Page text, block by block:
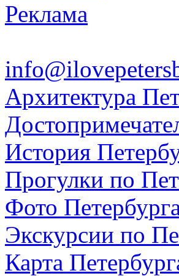
Реклама
Архитектура
История
Прогулки по
Фото
Экскурсии по
Карта